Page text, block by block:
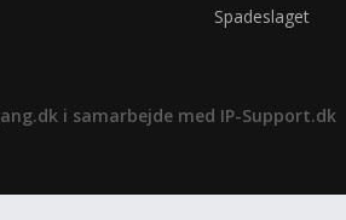
Spadeslaget
i samarbejde med IP-Support.dk